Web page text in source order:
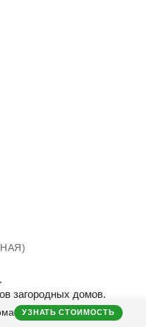
УЗНАТЬ СТОИМОСТЬ
загородных домов.